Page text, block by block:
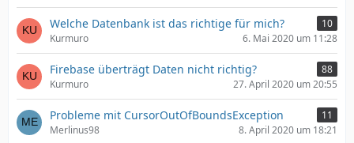
Welche Datenbank ist das richtige für mich?
10
Kurmuro
6. Mai 2020 um 11:28
Firebase überträgt Daten nicht richtig?
88
Kurmuro
27. April 2020 um 20:55
Probleme mit CursorOutOfBoundsException
11
Merlinus98
8. April 2020 um 18:21